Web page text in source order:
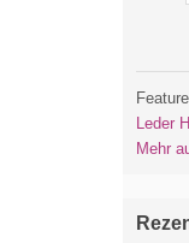
Leder
Mehr